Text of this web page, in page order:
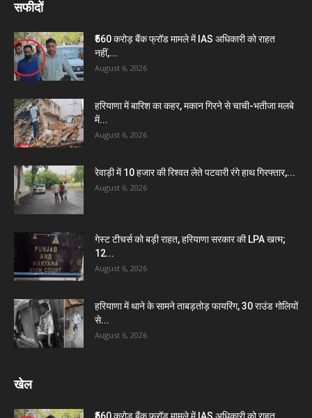
सफीदों
₹560 करोड़ बैंक फ्रॉड मामले में IAS अधिकारी को राहत
नहीं,...
August 6, 2026
हरियाणा में बारिश का कहर, मकान गिरने से चाची-भतीजा मलबे
में...
August 6, 2026
रेवाड़ी में 10 हजार की रिश्वत लेते पटवारी रंगे हाथ गिरफ्तार,...
August 6, 2026
गेस्ट टीचर्स को बड़ी राहत, हरियाणा सरकार की LPA खत्म;
12...
August 6, 2026
हरियाणा में थाने के सामने ताबड़तोड़ फायरिंग, 30 राउंड गोलियों
से...
August 6, 2026
खेल